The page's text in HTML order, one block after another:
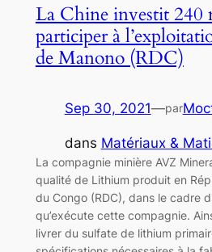
La Chine investit 240
participer à
de Manono (RDC)
Sep 30, 2021—par
dans Matériaux &
La compagnie minière AVZ
qualité de Lithium produit en
du Congo (RDC), dans le cadre
qu’exécute cette compagnie.
livrer du sulfate de lithium